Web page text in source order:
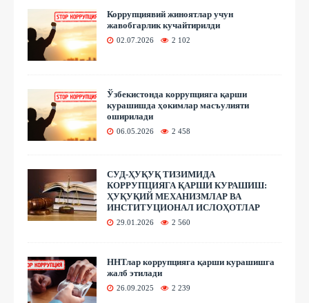
Коррупциявий жиноятлар учун
жавобгарлик кучайтирилди
02.07.2026 2 102
Ўзбекистонда коррупцияга қарши
курашишда ҳокимлар масъулияти
оширилади
06.05.2026 2 458
СУД-ҲУҚУҚ ТИЗИМИДА
КОРРУПЦИЯГА ҚАРШИ КУРАШИШ:
ҲУҚУҚИЙ МЕХАНИЗМЛАР ВА
ИНСТИТУЦИОНАЛ ИСЛОҲОТЛАР
29.01.2026 2 560
ННТлар коррупцияга қарши курашишга
жалб этилади
26.09.2025 2 239